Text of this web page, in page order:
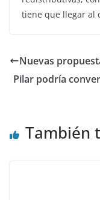
tiene que llegar al
Nuevas
Pilar podría
También